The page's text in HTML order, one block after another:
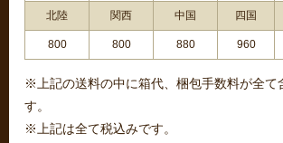
北陸 関西 中国 四国
800 800 880 960
※上記の送料の中に箱代、梱包手数料が全て
す。
※上記は全て税込みです。